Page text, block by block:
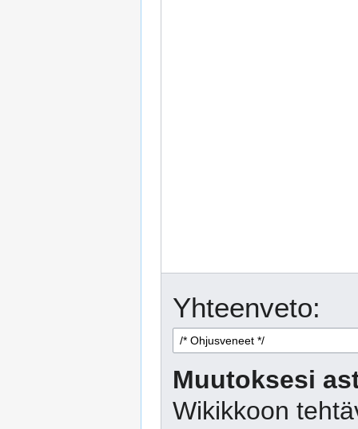
Yhteenveto:
Muutoksesi
Wikikkoon